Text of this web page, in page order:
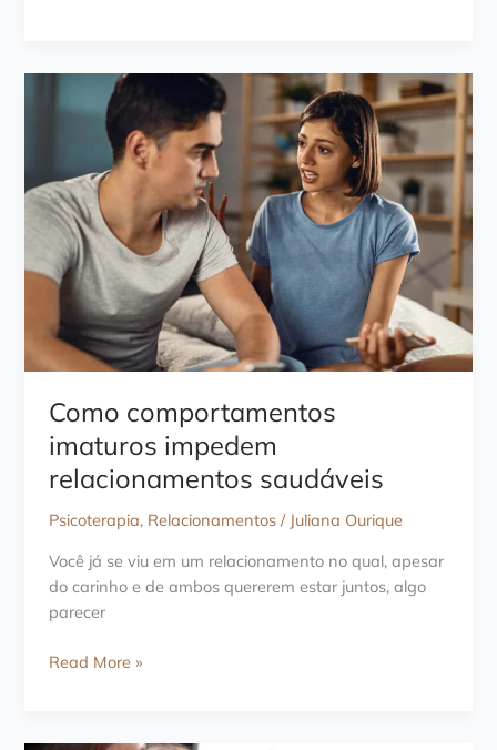
social
Como comportamentos
imaturos impedem
relacionamentos saudáveis
Psicoterapia, Relacionamentos / Juliana Ourique
Você já se viu em um relacionamento no qual, apesar
do carinho e de ambos quererem estar juntos, algo
parecer
Como
Read More »